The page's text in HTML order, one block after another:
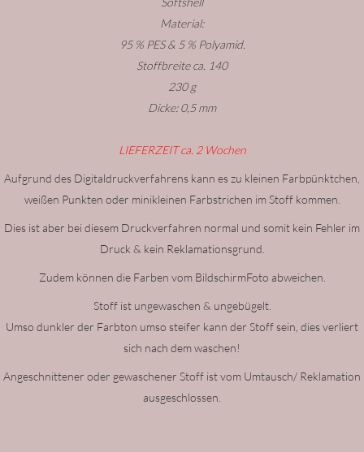
Material:
95 % PES & 5 % Polyamid.
Stoffbreite ca. 140
230 g
Dicke: 0,5 mm
LIEFERZEIT ca. 2 Wochen
Aufgrund des Digitaldruckverfahrens kann es zu kleinen Farbpünktchen,
weißen Punkten oder minikleinen Farbstrichen im Stoff kommen.
Dies ist aber bei diesem Druckverfahren normal und somit kein Fehler im
Druck & kein Reklamationsgrund.
Zudem können die Farben vom BildschirmFoto abweichen.
Stoff ist ungewaschen & ungebügelt.
Umso dunkler der Farbton umso steifer kann der Stoff sein, dies verliert
sich nach dem waschen!
Angeschnittener oder gewaschener Stoff ist vom Umtausch/ Reklamation
ausgeschlossen.